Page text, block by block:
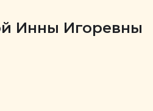
Инны Игоревны